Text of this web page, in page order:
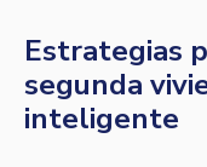
Estrategias
segunda
inteligente